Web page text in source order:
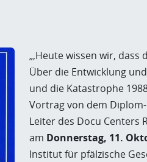
„‚Heute wissen wir, dass
Über die Entwicklung
und die Katastrophe
Vortrag von dem
Leiter des Docu Centers
am Donnerstag, 11.
Institut für pfälzische